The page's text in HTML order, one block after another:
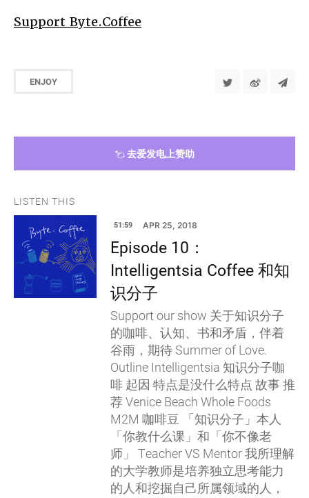
Support Byte.Coffee
ENJOY
去爱发电上赞助
LISTEN THIS
51:59 APR 25, 2018
Episode 10：
Intelligentsia Coffee 和知
识分子
Support our show 关于知识分子
的咖啡、认知、书和矛盾，伴着
谷雨，期待 Summer of Love.
Outline Intelligentsia 知识分子咖
啡 起因 特点是没什么特点 故事 推
荐 Venice Beach Whole Foods
M2M 咖啡豆 「知识分子」本人
「你教什么课」和「你不像老
师」 Teacher VS Mentor 我所理解
的大学教师是培养独立思考能力
的人和挖掘自己所属领域的人，